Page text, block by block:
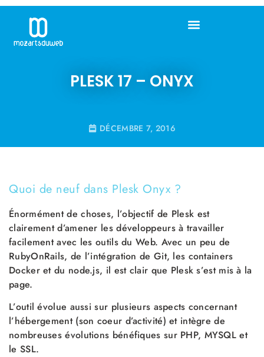
PLESK 17 – ONYX
DÉCEMBRE 7, 2016
Quoi de neuf dans Plesk Onyx ?
Énormément de choses, l’objectif de Plesk est
clairement d’amener les développeurs à travailler
facilement avec les outils du Web. Avec un peu de
RubyOnRails, de l’intégration de Git, les containers
Docker et du node.js, il est clair que Plesk s’est mis à la
page.
L’outil évolue aussi sur plusieurs aspects concernant
l’hébergement (son coeur d’activité) et intègre de
nombreuses évolutions bénéfiques sur PHP, MYSQL et
le SSL.